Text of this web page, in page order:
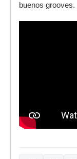
buenos grooves.